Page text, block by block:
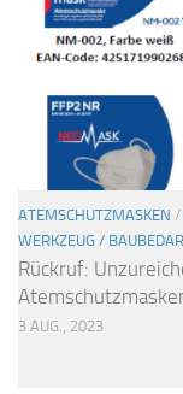
ATEMSCHUTZMASKEN /
WERKZEUG /
Rückruf:
3 AUG., 2023